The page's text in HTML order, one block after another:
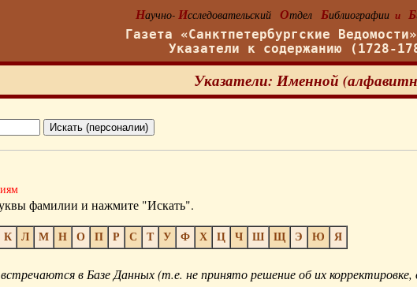
Научно- Исследовательский Отдел Библиографии и Б
Газета «Санктпетербургские
Указатели к содержанию (1728-
Указатели: Именной
фамилии и нажмите "Искать".
К Л М Н О П Р С Т У Ф Х Ц Ч Ш Щ Э Ю Я
в Базе Данных (т.е. не принято решение об их корректировке,